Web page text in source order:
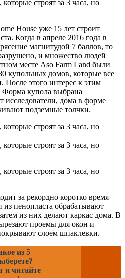
House уже 15 лет строит
Когда в апреле 2016 года в
магнитудой 7 баллов, то
и множество людей
месте Aso Farm Land были
купольных домов, которые все
После этого интерес к этим
Форма купола выбрана
исследователи, дома в форме
подземные толчки.
за рекордно коротко время —
из пенопласта обрабатывают
из них делают каркас дома. В
проемы для окон и
слоем шпаклевки.
из 5
и читайте